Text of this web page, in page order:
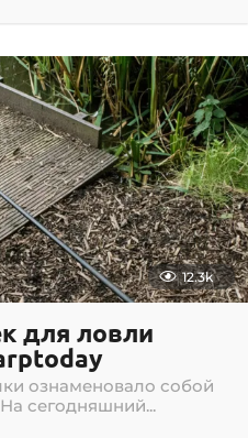
0
7
.
2
0
2
6
12.3k
для ловли
ознаменовало собой
сегодняшний...